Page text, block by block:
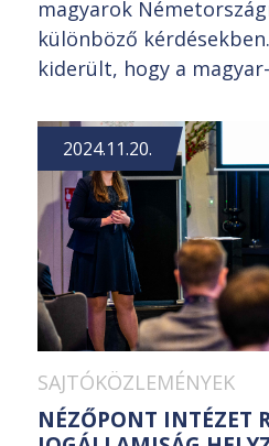
magyarok
különböző
kiderült, hogy a
2024.11.20.
SAJTÓKÖZLEMÉNYEK
NÉZŐPONT INTÉZET